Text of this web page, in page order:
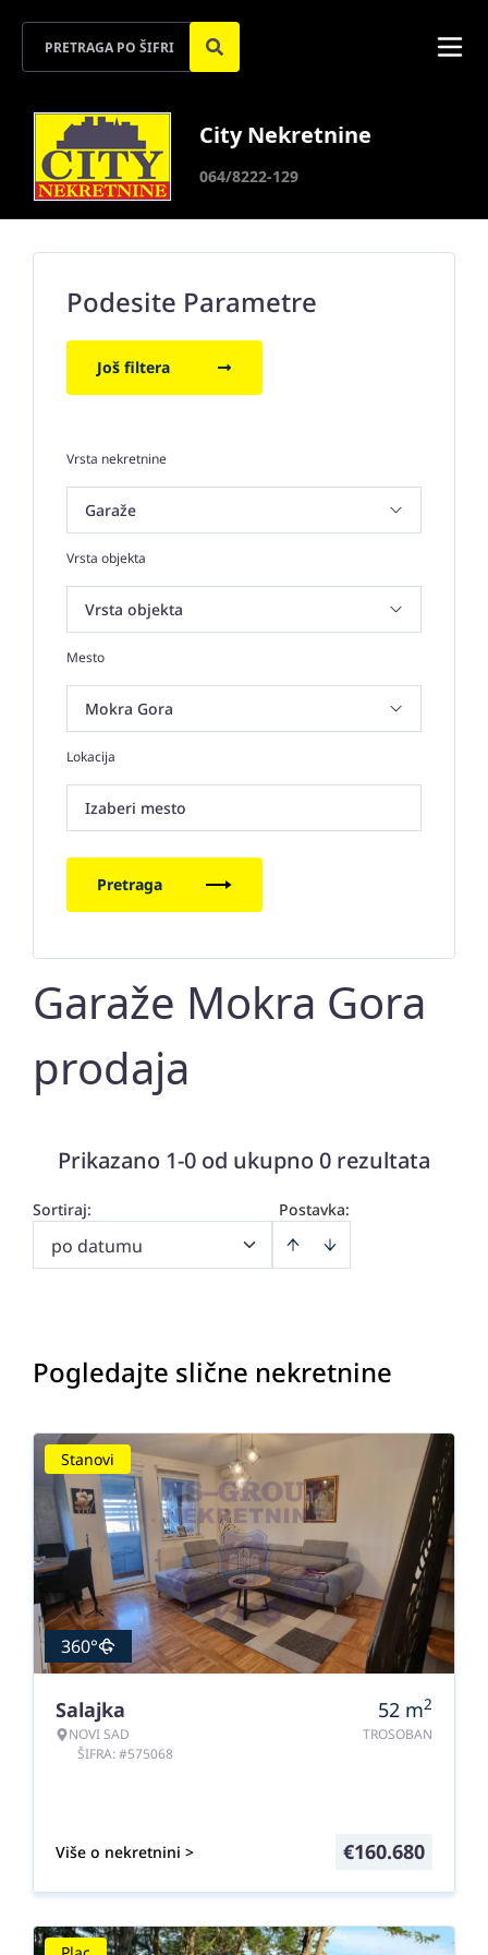
City Nekretnine
064/8222-129
Podesite Parametre
Još filtera
Vrsta nekretnine
Vrsta objekta
Mesto
Lokacija
Izaberi mesto
Pretraga
Garaže Mokra Gora
prodaja
Prikazano 1-0 od ukupno 0 rezultata
Postavka:
Sortiraj:
po datumu
Pogledajte slične nekretnine
Stanovi
360°
Salajka
NOVI SAD
ŠIFRA: #575068
52 m2
TROSOBAN
Više o nekretnini > €160.680